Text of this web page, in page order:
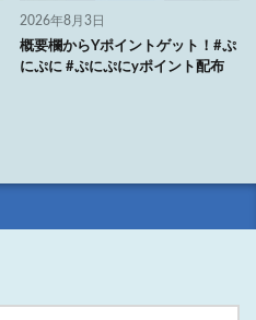
2026年8月3日
概要欄からYポイントゲット！#ぷ
にぷに #ぷにぷにyポイント配布